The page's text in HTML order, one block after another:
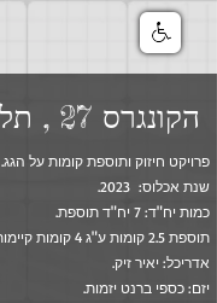
הקונגרס 27 , תל אביב
פרויקט חיזוק ותוספת קומות על הגג.
שנת אכלוס: 2023.
כמות יח"ד: 7 יח"ד תוספת.
תוספת 2.5 קומות ע"ג 4 קומות קיימות.
אדריכל: יאיר זיק.
יזם: כספי ברנט יזמות.